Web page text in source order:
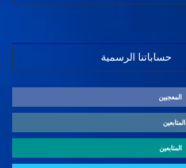
حساباتنا الرسمية
المعجبين
المتابعين
المتابعين